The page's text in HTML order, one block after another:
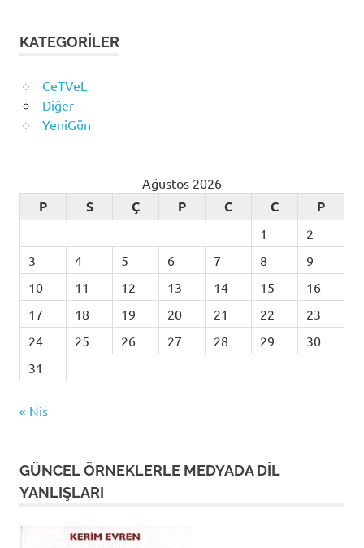
KATEGORILER
CeTVeL
Diğer
YeniGün
Ağustos 2026
P S Ç P C C P
1
2
3
4 5 6 7 8
9
10
11 12 13 14 15
16
17
18 19 20 21 22
23
24
25 26 27 28 29
30
31
« Nis
GÜNCEL ÖRNEKLERLE MEDYADA DİL
YANLIŞLARI